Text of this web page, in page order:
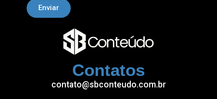
Contatos
contato@sbconteudo.com.br
Enviar